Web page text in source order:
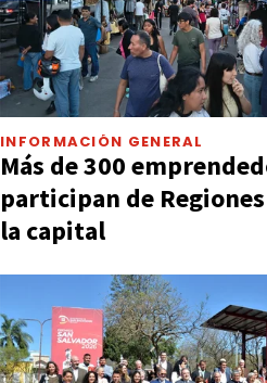
INFORMACIÓN GENERAL
Más de 300
participan de
la capital